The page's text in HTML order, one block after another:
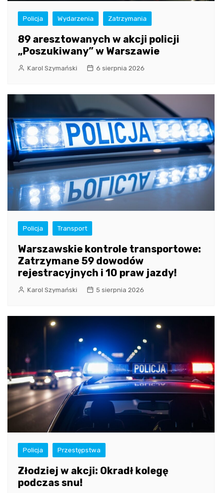
Policja Wydarzenia Zatrzymania
89 aresztowanych w akcji policji
„Poszukiwany” w Warszawie
Karol Szymański 6 sierpnia 2026
Policja Transport
Warszawskie kontrole transportowe:
Zatrzymane 59 dowodów
rejestracyjnych i 10 praw jazdy!
Karol Szymański 5 sierpnia 2026
Policja Przestępstwa
Złodziej w akcji: Okradł kolegę
podczas snu!